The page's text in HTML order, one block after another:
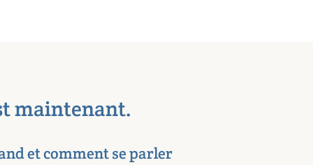
maintenant.
et comment se parler